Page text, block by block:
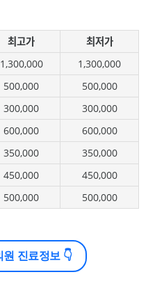
최고가
최저가
1,300,000
1,300,000
500,000
500,000
300,000
300,000
600,000
600,000
350,000
350,000
450,000
450,000
500,000 500,000
진료정보 👇